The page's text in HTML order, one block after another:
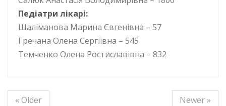
Педіатри лікарі:
Шаліманова Марина Євгенівна – 57
Гречана Олена Сергіївна – 545
Темченко Олена Ростиславівна – 832
« Older
Newer »